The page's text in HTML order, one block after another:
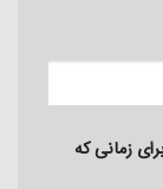
زمانی که